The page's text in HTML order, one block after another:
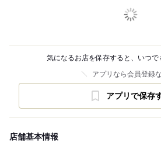
気になるお店を保存すると、いつで
アプリなら会員登録
アプリで保存
店舗基本情報